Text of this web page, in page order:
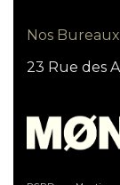
Nos Bureaux
23 Rue des